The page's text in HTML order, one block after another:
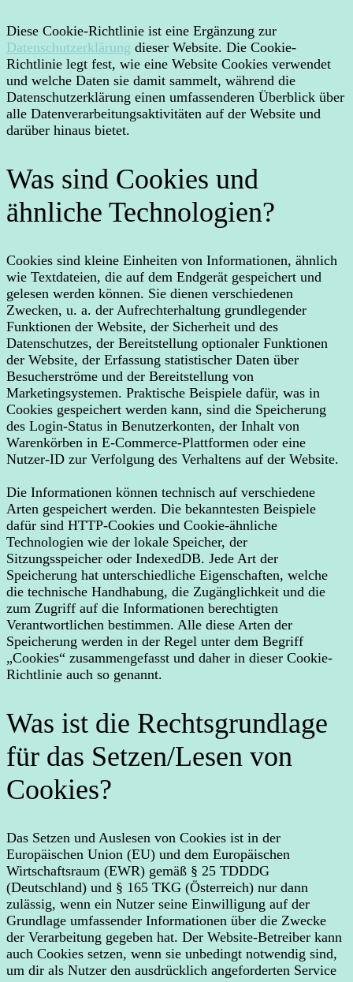
Diese Cookie-Richtlinie ist eine Ergänzung zur
Datenschutzerklärung dieser Website. Die Cookie-
Richtlinie legt fest, wie eine Website Cookies verwendet
und welche Daten sie damit sammelt, während die
Datenschutzerklärung einen umfassenderen Überblick über
alle Datenverarbeitungsaktivitäten auf der Website und
darüber hinaus bietet.
Was sind Cookies und
ähnliche Technologien?
Cookies sind kleine Einheiten von Informationen, ähnlich
wie Textdateien, die auf dem Endgerät gespeichert und
gelesen werden können. Sie dienen verschiedenen
Zwecken, u. a. der Aufrechterhaltung grundlegender
Funktionen der Website, der Sicherheit und des
Datenschutzes, der Bereitstellung optionaler Funktionen
der Website, der Erfassung statistischer Daten über
Besucherströme und der Bereitstellung von
Marketingsystemen. Praktische Beispiele dafür, was in
Cookies gespeichert werden kann, sind die Speicherung
des Login-Status in Benutzerkonten, der Inhalt von
Warenkörben in E-Commerce-Plattformen oder eine
Nutzer-ID zur Verfolgung des Verhaltens auf der Website.
Die Informationen können technisch auf verschiedene
Arten gespeichert werden. Die bekanntesten Beispiele
dafür sind HTTP-Cookies und Cookie-ähnliche
Technologien wie der lokale Speicher, der
Sitzungsspeicher oder IndexedDB. Jede Art der
Speicherung hat unterschiedliche Eigenschaften, welche
die technische Handhabung, die Zugänglichkeit und die
zum Zugriff auf die Informationen berechtigten
Verantwortlichen bestimmen. Alle diese Arten der
Speicherung werden in der Regel unter dem Begriff
„Cookies“ zusammengefasst und daher in dieser Cookie-
Richtlinie auch so genannt.
Was ist die Rechtsgrundlage
für das Setzen/Lesen von
Cookies?
Das Setzen und Auslesen von Cookies ist in der
Europäischen Union (EU) und dem Europäischen
Wirtschaftsraum (EWR) gemäß § 25 TDDDG
(Deutschland) und § 165 TKG (Österreich) nur dann
zulässig, wenn ein Nutzer seine Einwilligung auf der
Grundlage umfassender Informationen über die Zwecke
der Verarbeitung gegeben hat. Der Website-Betreiber kann
auch Cookies setzen, wenn sie unbedingt notwendig sind,
um dir als Nutzer den ausdrücklich angeforderten Service